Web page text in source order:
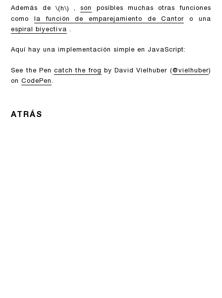
Además de \(h\) , son
posibles muchas otras funciones
comola función de emparejamiento de Cantor o una
espiral biyectiva .
Aquí hay una implementación simple en JavaScript:
See the Pencatch the frog by David Vielhuber (@vielhuber)
onCodePen.
ATRÁS